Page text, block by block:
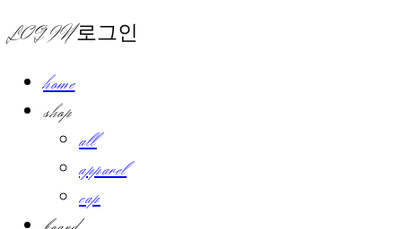
LOG IN로그인
home
shop
all
apparel
cap